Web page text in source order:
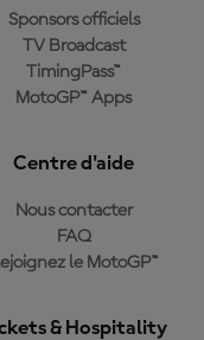
Sponsors officiels
TV Broadcast
TimingPass™
MotoGP™ Apps
Centre d'aide
Nous contacter
FAQ
le MotoGP™
& Hospitality